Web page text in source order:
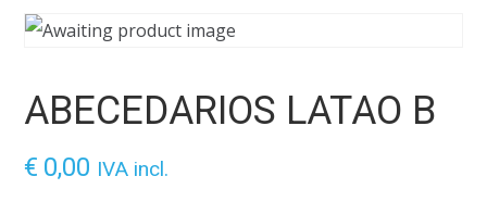
ABECEDARIOS LATAO B
€ 0,00 IVA incl.